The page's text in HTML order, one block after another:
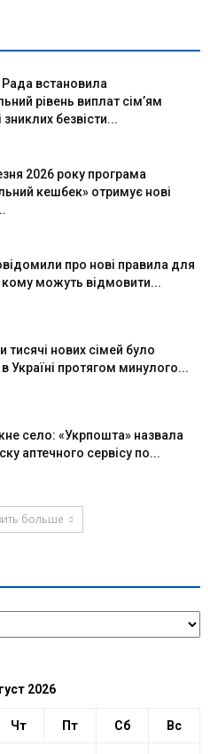
Рада встановила
рівень виплат сім’ям
зниклих безвісти...
2026 року програма
кешбек» отримує нові
про нові правила для
кому можуть відмовити...
тисячі нових сімей було
Україні протягом минулого...
село: «Укрпошта» назвала
аптечного сервісу по...
больше
2026
Чт Пт Сб Вс